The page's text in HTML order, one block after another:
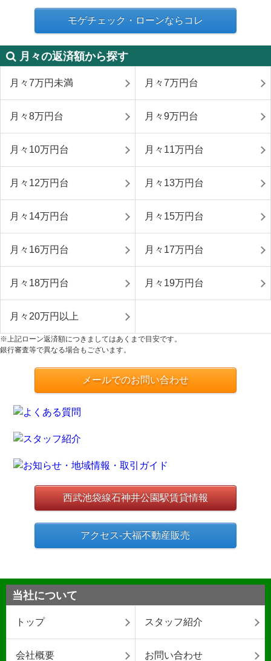
モゲチェック・ローンならコレ
月々の返済額から探す
月々7万円未満 月々7万円台
月々8万円台 月々9万円台
月々10万円台 月々11万円台
月々12万円台 月々13万円台
月々14万円台 月々15万円台
月々16万円台 月々17万円台
月々18万円台 月々19万円台
月々20万円以上
※上記ローン返済額につきましてはあくまで目安です。
銀行審査等で異なる場合もございます。
メールでのお問い合わせ
西武池袋線石神井公園駅賃貸情報
アクセス-大福不動産販売
当社について
トップ スタッフ紹介
会社概要 お問い合わせ